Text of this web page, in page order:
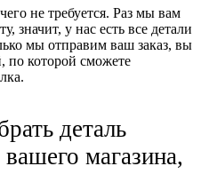
не требуется. Раз мы вам
значит, у нас есть все детали
мы отправим ваш заказ, вы
по которой сможете
деталь
магазина,